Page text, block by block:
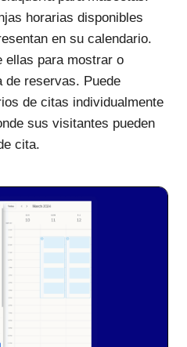
horarias disponibles
en su calendario.
ellas para mostrar o
de reservas. Puede
de citas individualmente
sus visitantes pueden
cita.